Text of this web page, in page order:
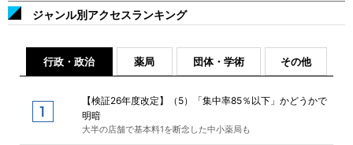
ジャンル別アクセスランキング
行政・政治 薬局 団体・学術 その他
【検証26年度改定】（5）「集中率85％以下」かどうかで
明暗
大半の店舗で基本料1を断念した中小薬局も